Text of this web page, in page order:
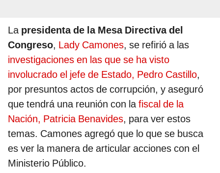
La presidenta de la Mesa Directiva del
Congreso, Lady Camones, se refirió a las
investigaciones en las que se ha visto
involucrado el jefe de Estado, Pedro Castillo,
por presuntos actos de corrupción, y aseguró
que tendrá una reunión con lafiscal de la
Nación, Patricia Benavides, para ver estos
temas. Camones agregó que lo que se busca
es ver la manera de articular acciones con el
Ministerio Público.